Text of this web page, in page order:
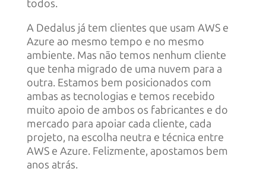
todos.
A Dedalus já tem clientes que usam AWS e
Azure ao mesmo tempo e no mesmo
ambiente. Mas não temos nenhum cliente
que tenha migrado de uma nuvem para a
outra. Estamos bem posicionados com
ambas as tecnologias e temos recebido
muito apoio de ambos os fabricantes e do
mercado para apoiar cada cliente, cada
projeto, na escolha neutra e técnica entre
AWS e Azure. Felizmente, apostamos bem
anos atrás.